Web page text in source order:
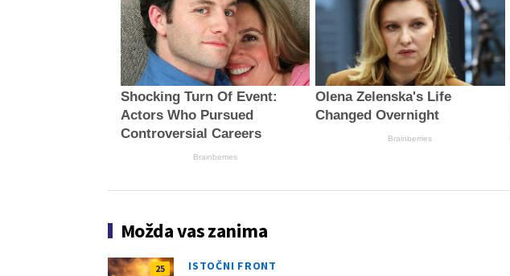
Shocking Turn Of Event:
Actors Who Pursued
Controversial Careers
Brainberries
Olena Zelenska's Life
Changed Overnight
Brainberries
Možda vas zanima
25 ISTOČNI FRONT